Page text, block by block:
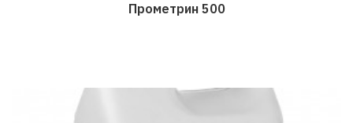
ДэлгэрэнгүйПрометрин 500